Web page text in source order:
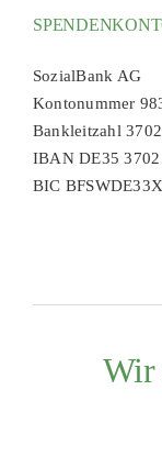
SozialBank AG
Kontonummer
Bankleitzahl
IBAN DE35
BIC
Wir